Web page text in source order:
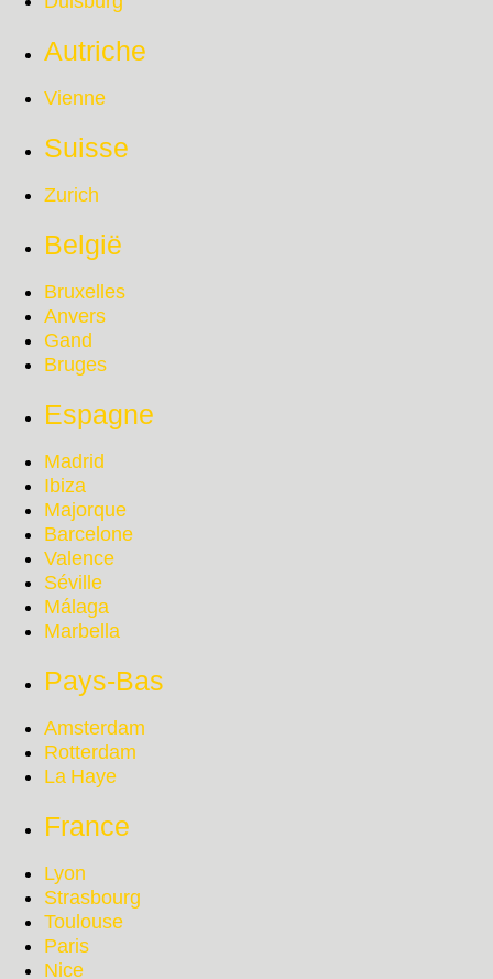
Autriche
Vienne
Suisse
Zurich
België
Bruxelles
Anvers
Gand
Bruges
Espagne
Madrid
Ibiza
Majorque
Barcelone
Valence
Séville
Málaga
Marbella
Pays-Bas
Amsterdam
Rotterdam
La Haye
France
Lyon
Strasbourg
Toulouse
Paris
Nice